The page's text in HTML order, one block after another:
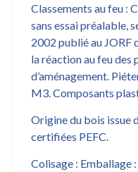
Classements au feu :
sans essai préalable,
2002 publié au JORF
la réaction au feu
d’aménagement.
M3. Composants
Origine du bois issue
certifiées PEFC.
Colisage : Emballage